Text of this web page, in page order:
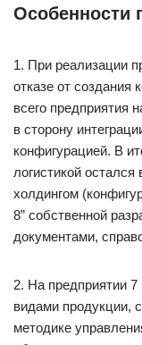
Особенности
1. При реализации
отказе от создания
всего предприятия
в сторону
конфигурацией. В
логистикой
холдингом
8” собственной
документами,
2. На предприятии
видами продукции,
методике